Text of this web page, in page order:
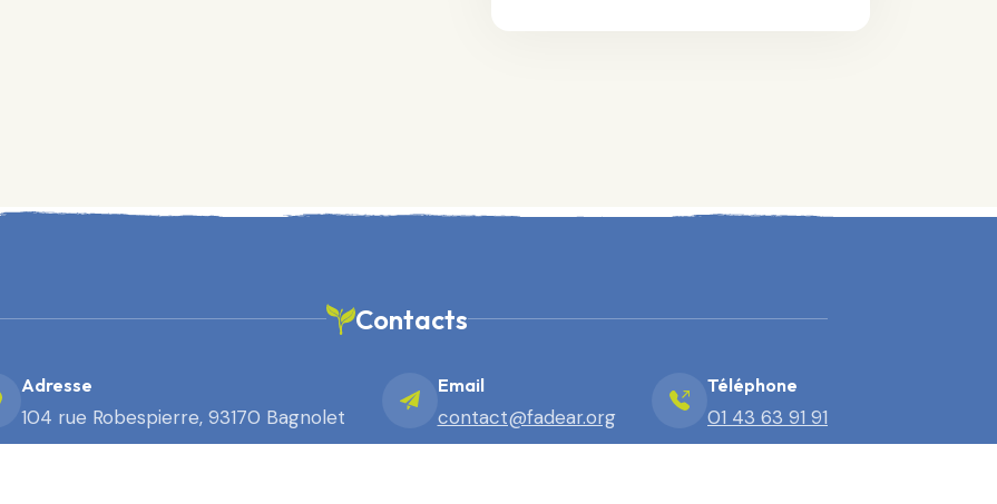
Contacts
Adresse
104 rue Robespierre, 93170 Bagnolet
Email
contact@fadear.org
Téléphone
01 43 63 91 91